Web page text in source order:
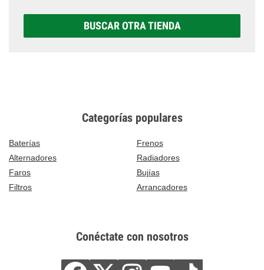
BUSCAR OTRA TIENDA
Categorías populares
Baterías
Frenos
Alternadores
Radiadores
Faros
Bujías
Filtros
Arrancadores
Conéctate con nosotros